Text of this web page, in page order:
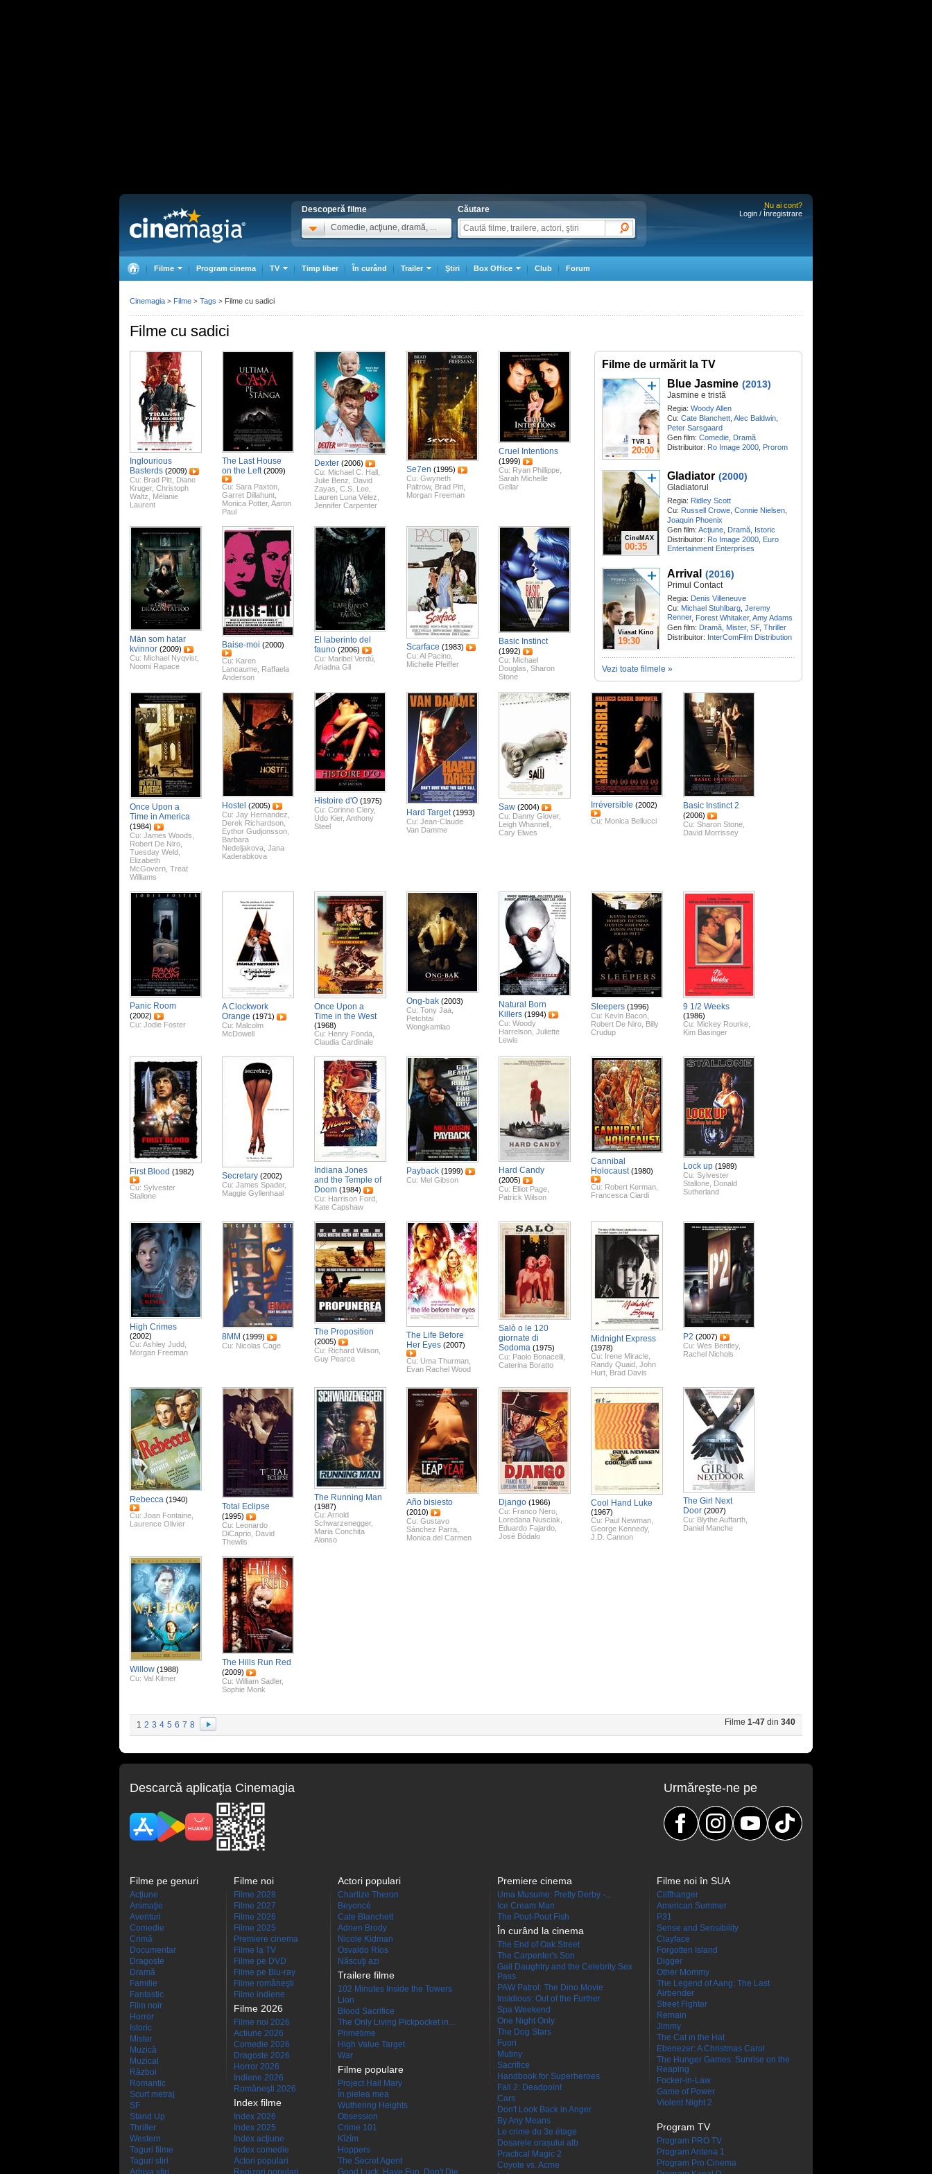
Descoperă filme
Comedie, acţiune, dramă, ...
Căutare
Nu ai cont?
Login / Înregistrare
Filme Program cinema TV Timp liber În curând Trailer Ştiri Box Office Club Forum
Filme cu sadici
Filme de urmărit la TV
TVR 1
20:00
Blue Jasmine (2013)
Jasmine e tristă
Regia: Woody Allen
Cu: Cate Blanchett Alec Baldwin
Peter Sarsgaard
Gen film: Comedie Dramă
Distribuitor: Ro Image 2000 Prorom
CineMAX
00:35
Gladiator (2000)
Gladiatorul
Regia: Ridley Scott
Cu: Russell Crowe Connie Nielsen
Joaquin Phoenix
Gen film: Acţiune Dramă Istoric
Distribuitor: Ro Image 2000 Euro
Entertainment Enterprises
Viasat Kino
19:30
Arrival (2016)
Primul Contact
Regia: Denis Villeneuve
Cu: Michael Stuhlbarg Jeremy
Renner, Forest Whitaker, Amy Adams
Gen film: Dramă Mister, SF, Thriller
Distribuitor: InterComFilm Distribution
Vezi toate filmele »
Inglourious
Basterds (2009)
Cu: Brad Pitt Diane
Kruger, Christoph
Waltz
Mélanie
Laurent
The Last House
on the Left (2009)
Cu: Sara Paxton
Garret Dillahunt
Monica Potter, Aaron
Paul
Dexter (2006)
Cu: Michael C. Hall
Julie Benz
David
Zayas C.S. Lee
Lauren Luna Vélez
Jennifer Carpenter
Se7en (1995)
Cu: Gwyneth
Paltrow, Brad Pitt
Morgan Freeman
Cruel Intentions
(1999)
Cu: Ryan Phillippe
Sarah Michelle
Gellar
Män som hatar
kvinnor (2009)
Cu: Michael Nyqvist
Noomi Rapace
Baise-moi (2000)
Cu: Karen
Lancaume Raffaela
Anderson
El laberinto del
fauno (2006)
Cu: Maribel Verdú
Ariadna Gil
Scarface (1983)
Cu: Al Pacino
Michelle Pfeiffer
Basic Instinct
(1992)
Cu: Michael
Douglas Sharon
Stone
Once Upon a
Time in America
(1984)
Cu: James Woods
Robert De Niro
Tuesday Weld
Elizabeth
McGovern Treat
Williams
Hostel (2005)
Cu: Jay Hernandez
Derek Richardson
Eythor Gudjonsson
Barbara
Nedeljakova Jana
Kaderabkova
Histoire d'O (1975)
Cu: Corinne Clery,
Udo Kier, Anthony
Steel
Hard Target (1993)
Cu: Jean-Claude
Van Damme
Saw (2004)
Cu: Danny Glover,
Leigh Whannell
Cary Elwes
Irréversible (2002)
Cu: Monica Bellucci
Basic Instinct 2
(2006)
Cu: Sharon Stone
David Morrissey
Panic Room
(2002)
Cu: Jodie Foster
A Clockwork
Orange (1971)
Cu: Malcolm
McDowell
Once Upon a
Time in the West
(1968)
Cu: Henry Fonda
Claudia Cardinale
Ong-bak (2003)
Cu: Tony Jaa
Petchtai
Wongkamlao
Natural Born
Killers (1994)
Cu: Woody
Harrelson Juliette
Lewis
Sleepers (1996)
Cu: Kevin Bacon
Robert De Niro Billy
Crudup
9 1/2 Weeks
(1986)
Cu: Mickey Rourke
Kim Basinger
First Blood (1982)
Cu: Sylvester
Stallone
Secretary (2002)
Cu: James Spader,
Maggie Gyllenhaal
Indiana Jones
and the Temple of
Doom (1984)
Cu: Harrison Ford
Kate Capshaw
Payback (1999)
Cu: Mel Gibson
Hard Candy
(2005)
Cu: Elliot Page
Patrick Wilson
Cannibal
Holocaust (1980)
Cu: Robert Kerman
Francesca Ciardi
Lock up (1989)
Cu: Sylvester
Stallone Donald
Sutherland
High Crimes
(2002)
Cu: Ashley Judd
Morgan Freeman
8MM (1999)
Cu: Nicolas Cage
The Proposition
(2005)
Cu: Richard Wilson
Guy Pearce
The Life Before
Her Eyes (2007)
Cu: Uma Thurman
Evan Rachel Wood
Salò o le 120
giornate di
Sodoma (1975)
Cu: Paolo Bonacelli
Caterina Boratto
Midnight Express
(1978)
Cu: Irene Miracle
Randy Quaid John
Hurt Brad Davis
P2 (2007)
Cu: Wes Bentley,
Rachel Nichols
Rebecca (1940)
Cu: Joan Fontaine
Laurence Olivier
Total Eclipse
(1995)
Cu: Leonardo
DiCaprio David
Thewlis
The Running Man
(1987)
Cu: Arnold
Schwarzenegger,
Maria Conchita
Alonso
Año bisiesto
(2010)
Cu: Gustavo
Sánchez Parra
Monica del Carmen
Django (1966)
Cu: Franco Nero
Loredana Nusciak
Eduardo Fajardo
José Bódalo
Cool Hand Luke
(1967)
Cu: Paul Newman
George Kennedy,
J.D. Cannon
The Girl Next
Door (2007)
Cu: Blythe Auffarth
Daniel Manche
Willow (1988)
Cu: Val Kilmer
The Hills Run Red
(2009)
Cu: William Sadler,
Sophie Monk
1 2 3 4 5 6 7 8 Filme 1-47 din 340
Cinemagia > Filme > Tags > Filme cu sadici
Descarcă aplicaţia Cinemagia Urmăreşte-ne pe
Filme pe genuri
Acţiune
Animaţie
Aventuri
Comedie
Crimă
Documentar
Dragoste
Dramă
Familie
Fantastic
Film noir
Horror
Istoric
Mister
Muzică
Muzical
Război
Romantic
Scurt metraj
SF
Stand Up
Thriller
Western
Taguri filme
Taguri stiri
Arhiva stiri
Filme noi
Filme 2028
Filme 2027
Filme 2026
Filme 2025
Premiere cinema
Filme la TV
Filme pe DVD
Filme pe Blu-ray
Filme româneşti
Filme indiene
Filme 2026
Filme noi 2026
Actiune 2026
Comedie 2026
Dragoste 2026
Horror 2026
Indiene 2026
Româneşti 2026
Index filme
Index 2026
Index 2025
Index acţiune
Index comedie
Actori populari
Regizori populari
Actori populari
Charlize Theron
Beyoncé
Cate Blanchett
Adrien Brody
Nicole Kidman
Osvaldo Ríos
Născuţi azi
Trailere filme
102 Minutes Inside the Towers
Lion
Blood Sacrifice
The Only Living Pickpocket in...
Primetime
High Value Target
War
Filme populare
Project Hail Mary
În pielea mea
Wuthering Heights
Obsession
Crime 101
Kîzîm
Hoppers
The Secret Agent
Good Luck, Have Fun, Don't Die
Premiere cinema
Uma Musume: Pretty Derby -...
Ice Cream Man
The Pout-Pout Fish
În curând la cinema
The End of Oak Street
The Carpenter's Son
Gail Daughtry and the Celebrity Sex
Pass
PAW Patrol: The Dino Movie
Insidious: Out of the Further
Spa Weekend
One Night Only
The Dog Stars
Fuori
Mutiny
Sacrifice
Handbook for Superheroes
Fall 2: Deadpoint
Cars
Don't Look Back in Anger
By Any Means
Le crime du 3e étage
Dosarele orașului alb
Practical Magic 2
Coyote vs. Acme
Filme noi în SUA
Cliffhanger
American Summer
P31
Sense and Sensibility
Clayface
Forgotten Island
Digger
Other Mommy
The Legend of Aang: The Last
Airbender
Street Fighter
Remain
Jimmy
The Cat in the Hat
Ebenezer: A Christmas Carol
The Hunger Games: Sunrise on the
Reaping
Focker-in-Law
Game of Power
Violent Night 2
Program TV
Program PRO TV
Program Antena 1
Program Pro Cinema